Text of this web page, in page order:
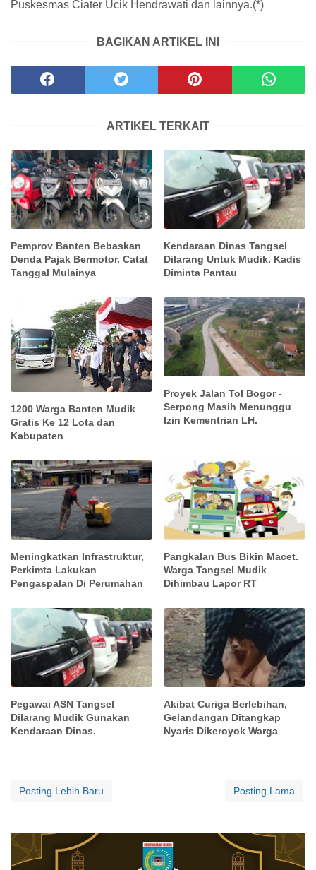
Puskesmas Ciater Ucik Hendrawati dan lainnya.(*)
BAGIKAN ARTIKEL INI
ARTIKEL TERKAIT
Pemprov Banten Bebaskan
Denda Pajak Bermotor. Catat
Tanggal Mulainya
Kendaraan Dinas Tangsel
Dilarang Untuk Mudik. Kadis
Diminta Pantau
1200 Warga Banten Mudik
Gratis Ke 12 Lota dan
Kabupaten
Proyek Jalan Tol Bogor -
Serpong Masih Menunggu
Izin Kementrian LH.
Meningkatkan Infrastruktur,
Perkimta Lakukan
Pengaspalan Di Perumahan
Pangkalan Bus Bikin Macet.
Warga Tangsel Mudik
Dihimbau Lapor RT
Pegawai ASN Tangsel
Dilarang Mudik Gunakan
Kendaraan Dinas.
Akibat Curiga Berlebihan,
Gelandangan Ditangkap
Nyaris Dikeroyok Warga
Posting Lebih Baru Posting Lama